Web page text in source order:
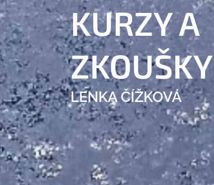
KURZYA
ZKOUŠKY
LENKA ČÍŽKOVÁ